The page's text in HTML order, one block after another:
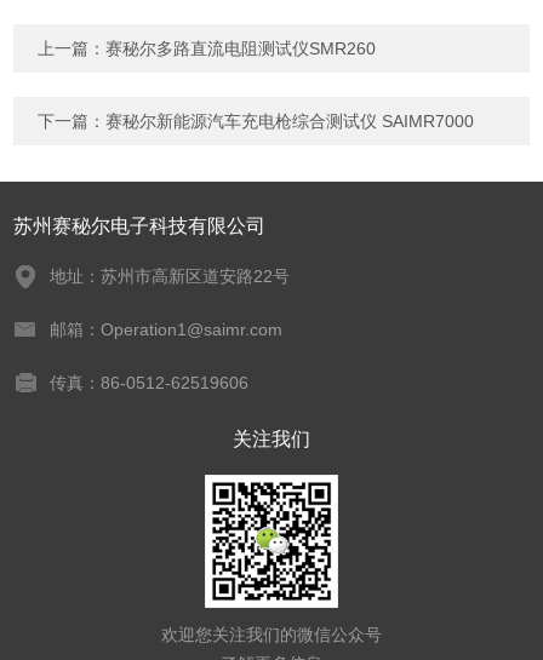
上一篇：赛秘尔多路直流电阻测试仪SMR260
下一篇：赛秘尔新能源汽车充电枪综合测试仪 SAIMR7000
苏州赛秘尔电子科技有限公司
地址：苏州市高新区道安路22号
邮箱：Operation1@saimr.com
传真：86-0512-62519606
关注我们
欢迎您关注我们的微信公众号